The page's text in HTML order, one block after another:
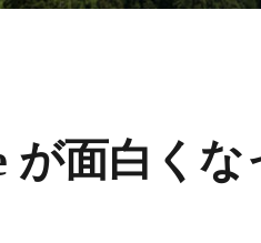
が面白くな